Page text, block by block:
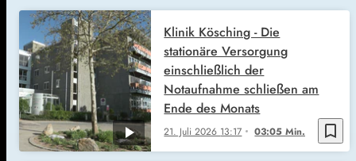
bookmark_border
21. Juli 2026 13:17 03:05 Min.
Klinik Kösching - Die
stationäre Versorgung
einschließlich der
Notaufnahme schließen am
Ende des Monats